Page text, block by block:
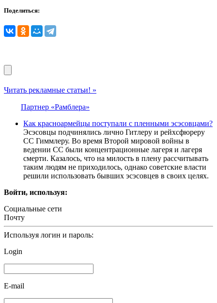
Поделиться:
Читать рекламные статьи! »
Партнер «Рамблера»
Как красноармейцы поступали с пленными эсэсовцами?
Эсэсовцы подчинялись лично Гитлеру и рейхсфюреру
СС Гиммлеру. Во время Второй мировой войны в
ведении СС были концентрационные лагеря и лагеря
смерти. Казалось, что на милость в плену рассчитывать
таким людям не приходилось, однако советские власти
решили использовать бывших эсэсовцев в своих целях.
Войти, используя:
Социальные сети
Почту
Используя логин и пароль:
Login
E-mail